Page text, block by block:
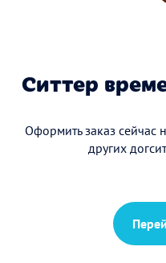
Ситтер
Оформить заказ сейчас
других